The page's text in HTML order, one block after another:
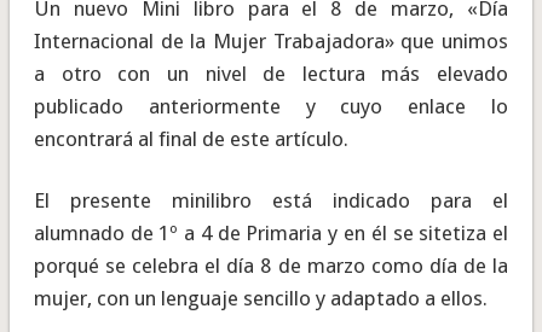
Un nuevo Mini libro para el 8 de marzo, «Día
Internacional de la Mujer Trabajadora» que unimos
a otro con un nivel de lectura más elevado
publicado anteriormente y cuyo enlace lo
encontrará al final de este artículo.
El presente minilibro está indicado para el
alumnado de 1º a 4 de Primaria y en él se sitetiza el
porqué se celebra el día 8 de marzo como día de la
mujer, con un lenguaje sencillo y adaptado a ellos.